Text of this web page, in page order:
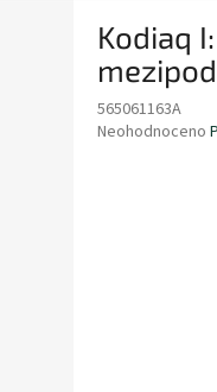
Kodiaq
565061163A
Průměrné
Neohodnoceno